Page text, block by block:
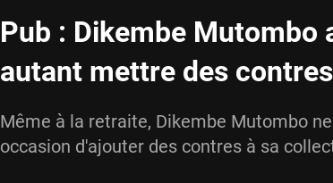
Pub : Dikembe Mutombo
autant mettre des contres
Même à la retraite, Dikembe Mutombo
occasion d'ajouter des contres à sa